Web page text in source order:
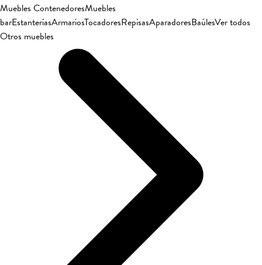
Muebles ContenedoresMuebles
barEstanteríasArmariosTocadoresRepisasAparadoresBaúlesVer todos
Otros muebles